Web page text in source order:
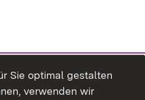
Sie optimal gestalten
verwenden wir